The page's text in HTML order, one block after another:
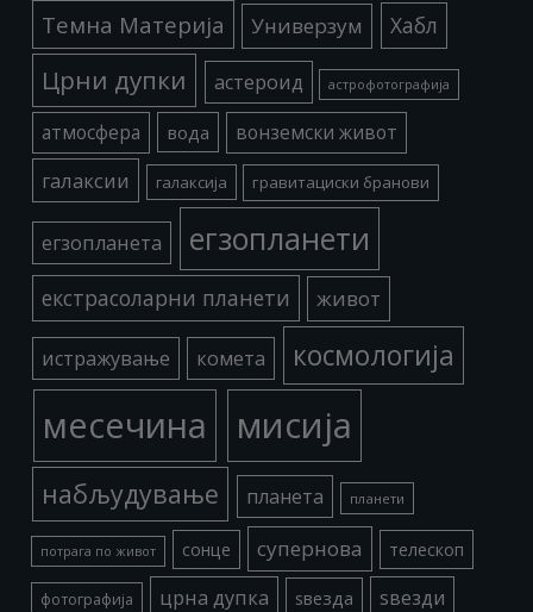
Темна Материја Универзум Хабл
Црни дупки астероид астрофотографија
атмосфера вода вонземски живот
галаксии галаксија гравитациски бранови
егзопланета егзопланети
екстрасоларни планети живот
истражување комета космологија
месечина мисија
набљудување планета планети
потрага по живот сонце супернова телескоп
фотографија црна дупка ѕвезда ѕвезди